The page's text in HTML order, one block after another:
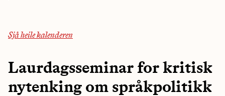
Sjå heile kalenderen
Laurdagsseminar for kritisk
nytenking om språkpolitikk